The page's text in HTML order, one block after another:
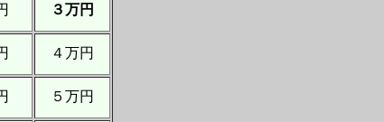
３万円
４万円
５万円